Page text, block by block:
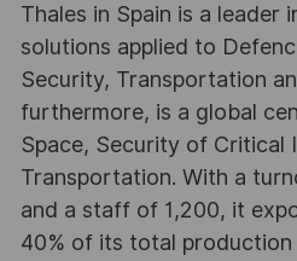
Thales in Spain is a leader
solutions applied to
Security, Transportation
furthermore, is a global
Space, Security of Critical
Transportation. With a
and a staff of 1,200, it
40% of its total